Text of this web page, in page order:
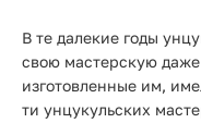
В те далекие годы
свою мастерскую
изготовленные им,
ти унцукульских